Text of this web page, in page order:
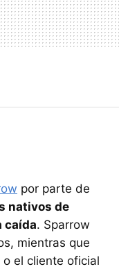
por parte de
nativos de
caída. Sparrow
mientras que
o el cliente oficial